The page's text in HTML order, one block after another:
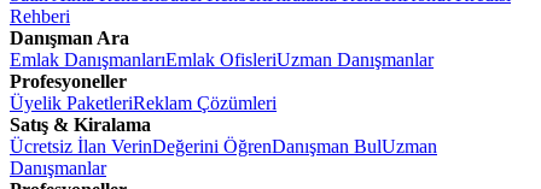
Rehberi
Danışman Ara
Emlak DanışmanlarıEmlak OfisleriUzman Danışmanlar
Profesyoneller
Üyelik PaketleriReklam Çözümleri
Satış & Kiralama
Ücretsiz İlan VerinDeğerini ÖğrenDanışman BulUzman
Danışmanlar